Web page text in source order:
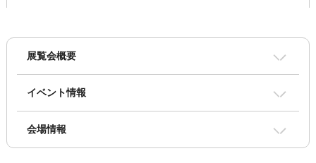
展覧会概要
イベント情報
会場情報